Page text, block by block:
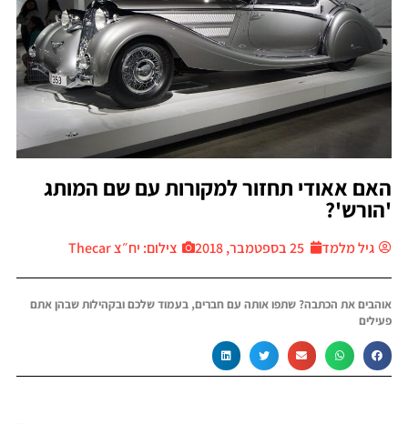
האם אאודי תחזור למקורות עם שם המותג
'הורש'?
גיל מלמד 25 בספטמבר, 2018 צילום: יח״צ Thecar
אוהבים את הכתבה? שתפו אותה עם חברים, בעמוד שלכם ובקהילות שבהן אתם
פעילים